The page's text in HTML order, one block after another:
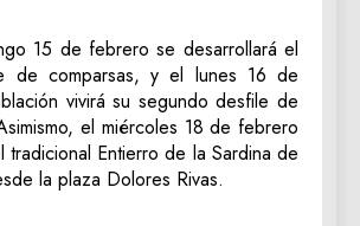
15 de febrero se desarrollará el
de comparsas, y el lunes 16 de
vivirá su segundo desfile de
el miércoles 18 de febrero
tradicional Entierro de la Sardina de
la plaza Dolores Rivas.